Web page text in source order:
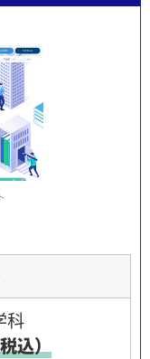
科
込）